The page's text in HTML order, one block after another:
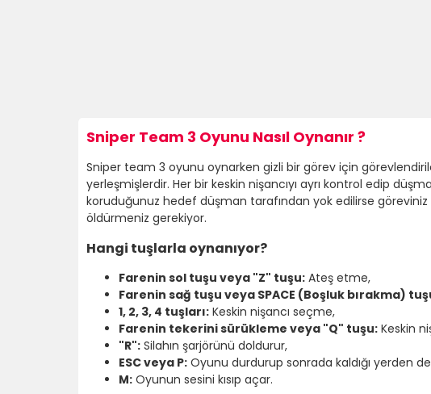
Sniper Team 3 Oyunu Nasıl Oynanır ?
Sniper team 3 oyunu oynarken gizli bir görev için
yerleşmişlerdir. Her bir keskin nişancıyı ayrı kontrol edip
koruduğunuz hedef düşman tarafından yok edilirse
öldürmeniz gerekiyor.
Hangi tuşlarla oynanıyor?
Farenin sol tuşu veya "Z" tuşu: Ateş etme,
Farenin sağ tuşu veya SPACE (Boşluk bırakma)
1, 2, 3, 4 tuşları: Keskin nişancı seçme,
Farenin tekerini sürükleme veya "Q" tuşu: Keskin
"R": Silahın şarjörünü doldurur,
ESC veya P: Oyunu durdurup sonrada kaldığı yerden
M: Oyunun sesini kısıp açar.